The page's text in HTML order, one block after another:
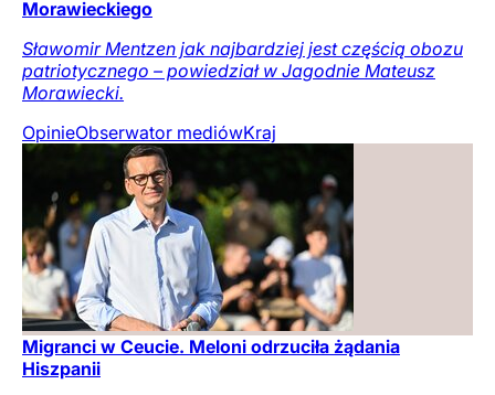
Morawieckiego
Sławomir Mentzen jak najbardziej jest częścią obozu
patriotycznego – powiedział w Jagodnie Mateusz
Morawiecki.
OpinieObserwator mediówKraj
Migranci w Ceucie. Meloni odrzuciła żądania
Hiszpanii